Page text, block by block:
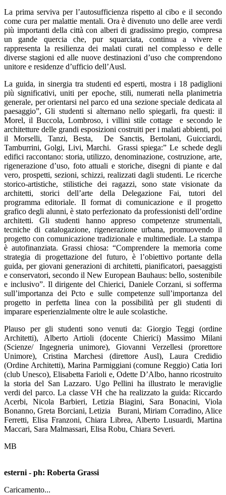
La prima serviva per l’autosufficienza rispetto al cibo e il secondo
come cura per malattie mentali. Ora è divenuto uno delle aree verdi
più importanti della città con alberi di gradissimo pregio, compresa
un gande quercia che, pur squarciata, continua a vivere e
rappresenta la resilienza dei malati curati nel complesso e delle
diverse stagioni ed alle nuove destinazioni d’uso che comprendono
unitore e residenze d’ufficio dell’Ausl.
La guida, in sinergia tra studenti ed esperti, mostra i 18 padiglioni
più significativi, uniti per epoche, stili, numerati nella planimetria
generale, per orientarsi nel parco ed una sezione speciale dedicata al
paesaggio”, Gli studenti si alternano nello spiegarli, fra questi: il
Morel, il Buccola, Lombroso, i villini stile cottage e secondo le
architetture delle grandi esposizioni costruiti per i malati abbienti, poi
il Morselli, Tanzi, Besta, De Sanctis, Bertolani, Guicciardi,
Tamburrini, Golgi, Livi, Marchi. Grassi spiega:” Le schede degli
edifici raccontano: storia, utilizzo, denominazione, costruzione, arte,
rigenerazione d’uso, foto attuali e storiche, disegni di piante e dal
vero, prospetti, sezioni, schizzi, realizzati dagli studenti. Le ricerche
storico-artistiche, stilistiche dei ragazzi, sono state visionate da
architetti, storici dell’arte della Delegazione Fai, tutori del
programma editoriale. Il format di comunicazione e il progetto
grafico degli alunni, è stato perfezionato da professionisti dell’ordine
architetti. Gli studenti hanno appreso competenze strumentali,
tecniche di catalogazione, rigenerazione urbana, promuovendo il
progetto con comunicazione tradizionale e multimediale. La stampa
è autofinanziata. Grassi chiosa: “Comprendere la memoria come
strategia di progettazione del futuro, è l’obiettivo portante della
guida, per giovani generazioni di architetti, pianificatori, paesaggisti
e conservatori, secondo il New European Bauhaus: bello, sostenibile
e inclusivo”. Il dirigente del Chierici, Daniele Corzani, si sofferma
sull’importanza dei Pcto e sulle competenze sull’importanza del
progetto in perfetta linea con la possibilità per gli studenti di
imparare esperienzialmente oltre le aule scolastiche.
Plauso per gli studenti sono venuti da: Giorgio Teggi (ordine
Architetti), Alberto Artioli (docente Chierici) Massimo Milani
(Scienze/ Ingegneria unimore), Giovanni Verzellesi (prorettore
Unimore), Cristina Marchesi (direttore Ausl), Laura Credidio
(Ordine Architetti), Marina Parmiggiani (comune Reggio) Catia Iori
(club Unesco), Elisabetta Farioli e, Odette D’Albo, hanno ricostruito
la storia del San Lazzaro. Ugo Pellini ha illustrato le meraviglie
verdi del parco. La classe VH che ha realizzato la guida: Riccardo
Acerbi, Nicola Barbieri, Letizia Biagini, Sara Bonacini, Viola
Bonanno, Greta Borciani, Letizia Burani, Miriam Corradino, Alice
Ferretti, Elisa Franzoni, Chiara Librea, Alberto Lusuardi, Martina
Maccari, Sara Malmassari, Elisa Robu, Chiara Severi.
MB
esterni - ph: Roberta Grassi
Caricamento...